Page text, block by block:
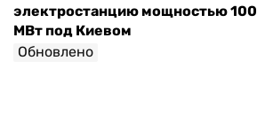
электростанцию мощностью 100
МВт под Киевом
Обновлено